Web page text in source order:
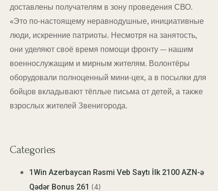
доставлены получателям в зону проведения СВО.
«Это по-настоящему неравнодушные, инициативные
люди, искренние патриоты. Несмотря на занятость,
они уделяют своё время помощи фронту — нашим
военнослужащим и мирным жителям. Волонтёры
оборудовали полноценный мини-цех, а в посылки для
бойцов вкладывают тёплые письма от детей, а также
взрослых жителей Звенигорода.
Categories
1Win Azerbaycan Rəsmi Veb Saytı İlk 2100 AZN-ə
Qədər Bonus 261 (4)